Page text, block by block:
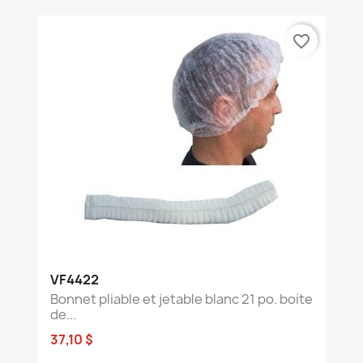
VF4422
Bonnet pliable et jetable blanc 21 po. boite
de...
37,10 $
favorite_border